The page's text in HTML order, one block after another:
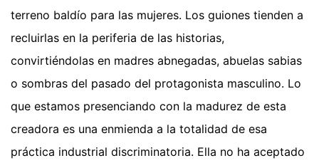
terreno baldío para las mujeres. Los guiones tienden a
recluirlas en la periferia de las historias,
convirtiéndolas en madres abnegadas, abuelas sabias
o sombras del pasado del protagonista masculino. Lo
que estamos presenciando con la madurez de esta
creadora es una enmienda a la totalidad de esa
práctica industrial discriminatoria. Ella no ha aceptado